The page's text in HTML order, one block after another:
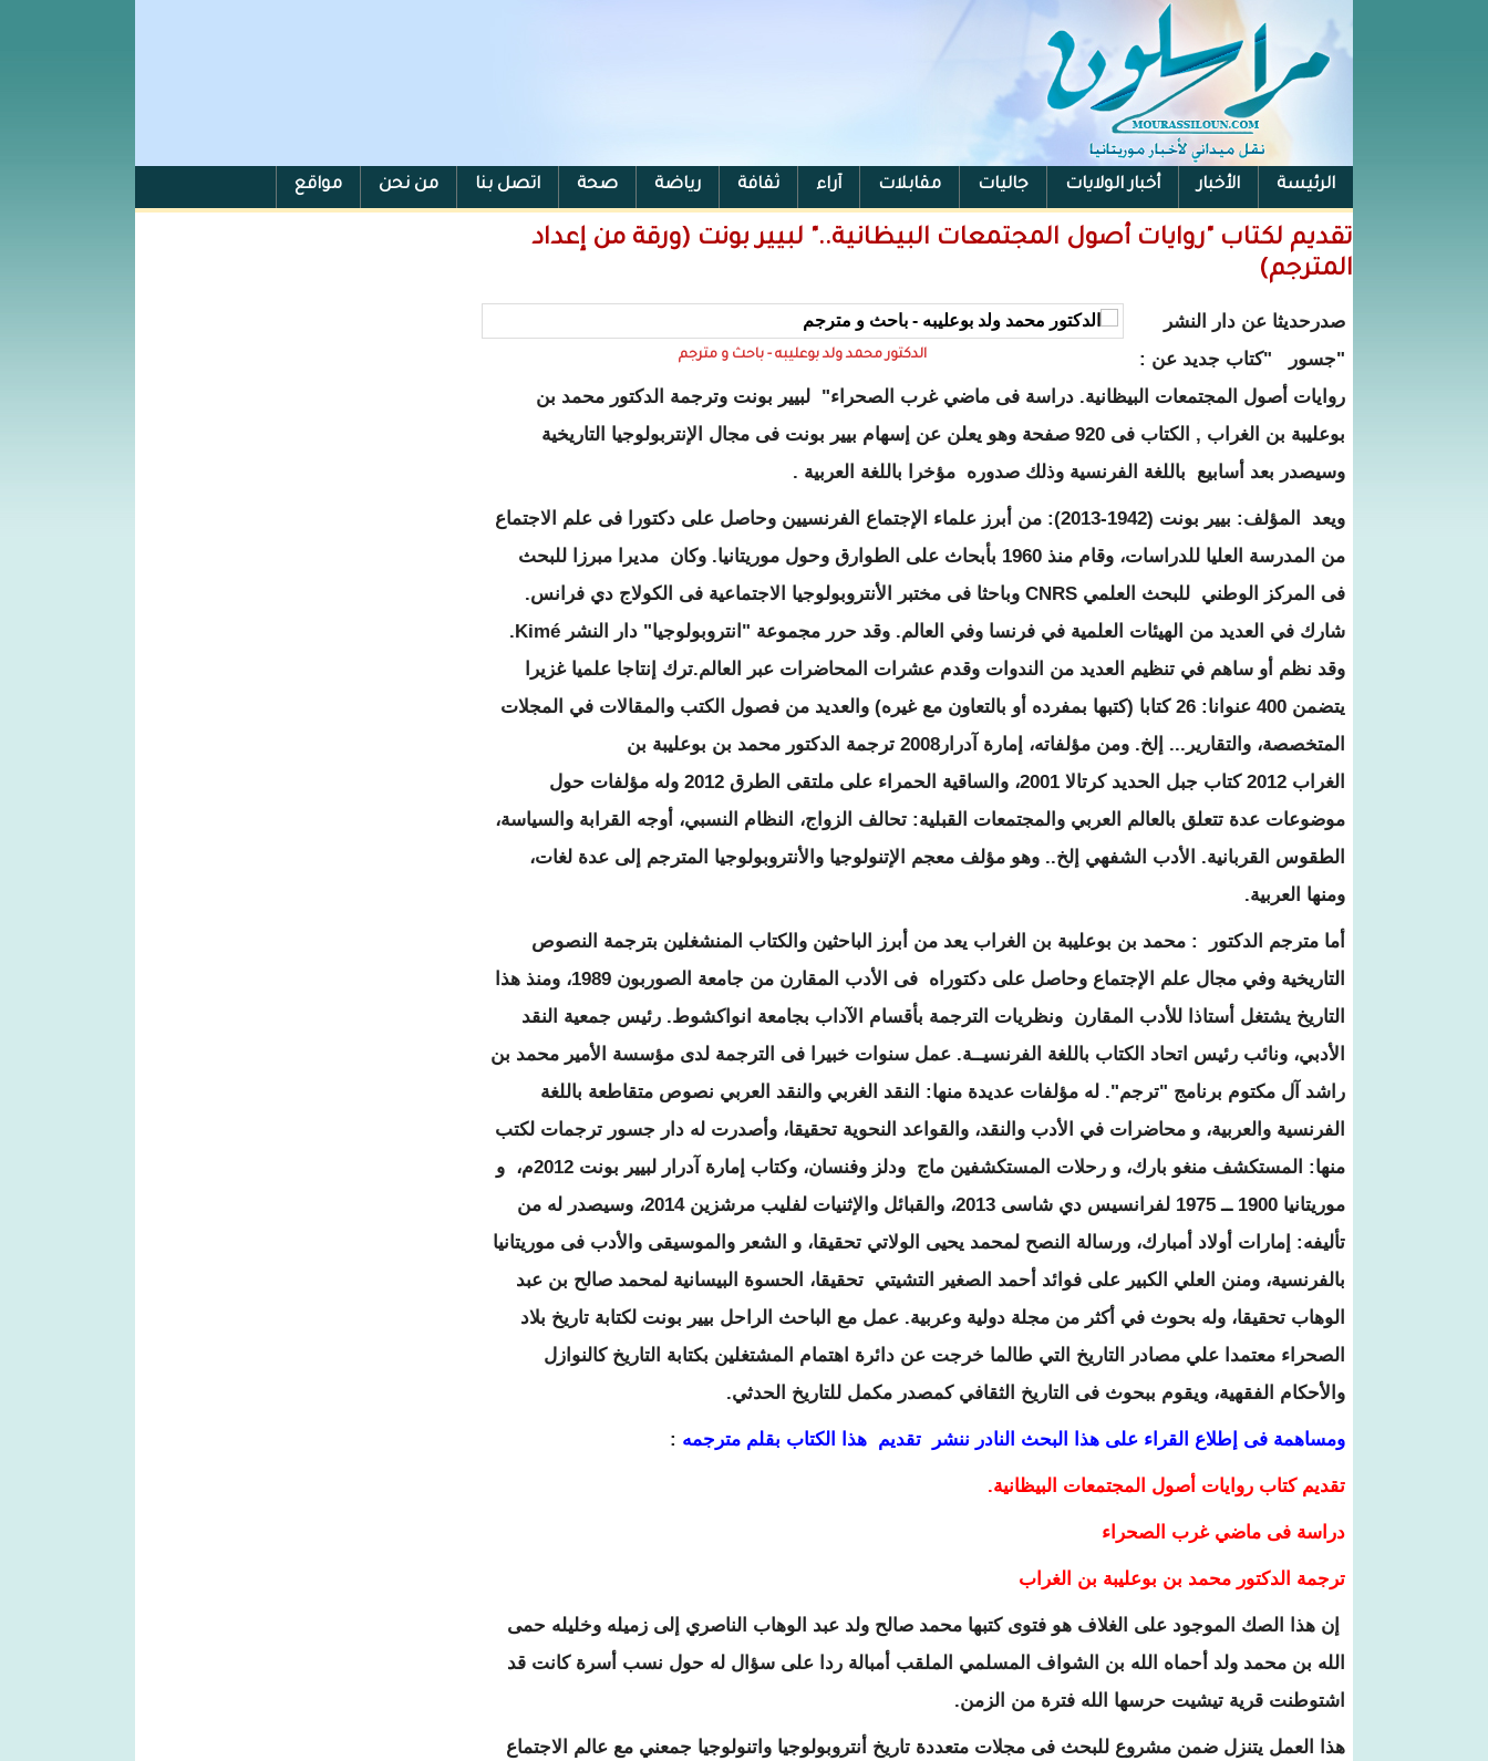
الرئيسة الأخبار أخبار الولايات جاليات مقابلات آراء ثقافة رياضة صحة اتصل بنا من نحن مواقع
تقديم لكتاب "روايات أصول المجتمعات البيظانية.." لبيير بونت (ورقة من إعداد
المترجم)
الدكتور محمد ولد بوعليبه - باحث و مترجم
صدرحديثا عن دار النشر
"جسور "كتاب جديد عن :
روايات أصول المجتمعات البيظانية. دراسة فى ماضي غرب الصحراء" لبيير بونت وترجمة الدكتور محمد بن
بوعليبة بن الغراب , الكتاب فى 920 صفحة وهو يعلن عن
إسهام بيير بونت فى مجال الإنتربولوجيا التاريخية
وسيصدر بعد أسابيع
باللغة الفرنسية وذلك صدوره مؤخرا باللغة العربية .
ويعد المؤلف: بيير بونت (1942-2013):
من أبرز علماء الإجتماع الفرنسيين وحاصل على دكتورا فى علم الاجتماع
من المدرسة العليا للدراسات، وقام منذ
بأبحاث على الطوارق وحول موريتانيا. وكان مديرا مبرزا للبحث
فى المركز الوطني للبحث العلمي
وباحثا فى مختبر الأنتروبولوجيا الاجتماعية فى الكولاج دي فرانس.
شارك في العديد من الهيئات العلمية في فرنسا وفي العالم. وقد حرر مجموعة "انتروبولوجيا" دار النشر
وقد نظم أو ساهم في تنظيم العديد من الندوات وقدم عشرات المحاضرات عبر العالم.ترك إنتاجا علميا غزيرا
يتضمن
عنوانا: 26 كتابا (كتبها بمفرده أو بالتعاون مع غيره) والعديد من فصول الكتب والمقالات في المجلات
المتخصصة، والتقارير... إلخ. ومن مؤلفاته، إمارة آدرار 2008 ترجمة الدكتور محمد بن بوعليبة بن
الغراب
كتاب جبل الحديد كرتالا ، والساقية الحمراء على ملتقى الطرق وله مؤلفات حول
موضوعات عدة تتعلق بالعالم العربي والمجتمعات القبلية: تحالف الزواج، النظام النسبي، أوجه القرابة والسياسة،
الطقوس القربانية. الأدب الشفهي إلخ.. وهو مؤلف معجم الإتنولوجيا والأنتروبولوجيا المترجم إلى عدة لغات،
ومنها العربية.
أما مترجم الدكتور : محمد بن بوعليبة بن الغراب يعد من أبرز الباحثين والكتاب المنشغلين بترجمة النصوص
التاريخية وفي مجال علم الإجتماع وحاصل على دكتوراه فى الأدب المقارن من جامعة الصوربون ، ومنذ هذا
التاريخ يشتغل أستاذا للأدب المقارن ونظريات الترجمة بأقسام
الآداب بجامعة انواكشوط. رئيس جمعية النقد
الأدبي، ونائب رئيس اتحاد الكتاب باللغة الفرنسيــة. عمل سنوات خبيرا فى الترجمة لدى مؤسسة الأمير محمد بن
راشد آل مكتوم برنامج "ترجم". له مؤلفات عديدة منها: النقد الغربي والنقد العربي نصوص متقاطعة باللغة
الفرنسية والعربية، و محاضرات في الأدب والنقد، والقواعد النحوية تحقيقا، وأصدرت له دار جسور ترجمات لكتب
منها: المستكشف منغو بارك، و رحلات المستكشفين ماج ودلز وفنسان، وكتاب إمارة آدرار لبيير بونت
م، و
موريتانيا
ــ 1975 لفرانسيس دي شاسى ، والقبائل والإثنيات لفليب مرشزين 2014 ، وسيصدر له من
تأليفه: إمارات أولاد أمبارك، ورسالة النصح لمحمد يحيى الولاتي تحقيقا، و الشعر والموسيقى والأدب فى موريتانيا
بالفرنسية، ومنن العلي الكبير على فوائد أحمد الصغير التشيتي تحقيقا، الحسوة البيسانية لمحمد صالح بن عبد
الوهاب تحقيقا، وله بحوث في أكثر من مجلة دولية وعربية. عمل مع الباحث الراحل بيير بونت لكتابة تاريخ بلاد
الصحراء معتمدا علي مصادر التاريخ التي طالما خرجت عن دائرة اهتمام المشتغلين بكتابة التاريخ كالنوازل
والأحكام الفقهية، ويقوم ببحوث فى التاريخ الثقافي كمصدر مكمل للتاريخ الحدثي.
ومساهمة فى إطلاع القراء على هذا البحث النادر ننشر تقديم هذا الكتاب بقلم مترجمه :
تقديم كتاب روايات أصول المجتمعات البيظانية.
دراسة فى ماضي غرب الصحراء
ترجمة الدكتور محمد بن بوعليبة بن الغراب
إن هذا الصك الموجود على الغلاف هو فتوى كتبها محمد صالح ولد عبد الوهاب الناصري إلى زميله وخليله حمى
الله بن محمد ولد أحماه الله بن الشواف المسلمي الملقب أمبالة ردا على سؤال له حول نسب أسرة كانت قد
اشتوطنت قرية تيشيت حرسها الله فترة من الزمن.
هذا العمل يتنزل ضمن مشروع للبحث فى مجلات متعددة تاريخ أنتروبولوجيا واتنولوجيا جمعني مع عالم الاجتماع